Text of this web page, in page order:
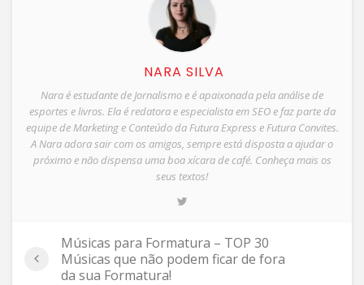
NARA SILVA
Nara é estudante de Jornalismo e é apaixonada pela análise de
esportes e livros. Ela é redatora e especialista em SEO e faz parte da
equipe de Marketing e Conteúdo da Futura Express e Futura Convites.
A Nara adora sair com os amigos, sempre está disposta a ajudar o
próximo e não dispensa uma boa xícara de café. Conheça mais os
seus textos!
Músicas para Formatura – TOP 30
Músicas que não podem ficar de fora
da sua Formatura!